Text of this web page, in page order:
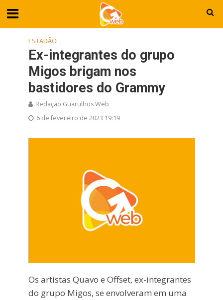
ESTADÃO
Ex-integrantes do grupo
Migos brigam nos
bastidores do Grammy
Redação Guarulhos Web
6 de fevereiro de 2023 19:19
Os artistas Quavo e Offset, ex-integrantes
do grupo Migos, se envolveram em uma